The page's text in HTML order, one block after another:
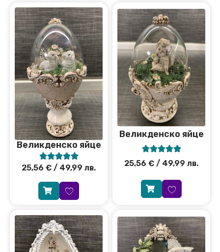
Великденско яйце

25,56 € / 49,99 лв.
Великденско яйце

25,56 € / 49,99 лв.